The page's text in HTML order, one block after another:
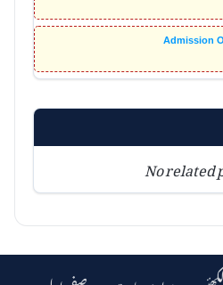
Admission
No related